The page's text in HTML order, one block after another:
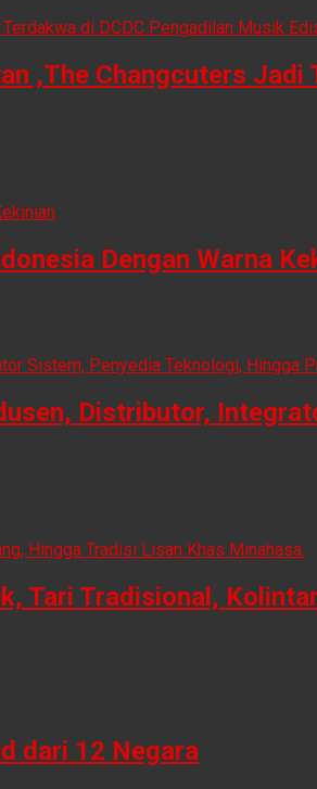
,The Changcuters
Dengan Warna
Distributor,
Tari Tradisional,
dari 12 Negara